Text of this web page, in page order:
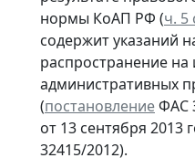
нормы КоАП РФ (ч. 5
содержит указаний
распространение на
административных
(постановлениеФАС
от 13 сентября 2013
32415/2012).